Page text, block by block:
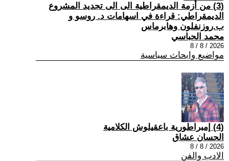
(3) من أزمة الديمقراطية الى الى تجديد المشروع
الديمقراطي: قراءة في اسهامات د. روسو و
ب.روزنفلون وهابرماس
محمد الحباسي
2026 / 8 / 8
مواضيع وابحاث سياسية
(4) إمبراطورية باعقيلوش الكلامية
الحسان عشاق
2026 / 8 / 8
الادب والفن